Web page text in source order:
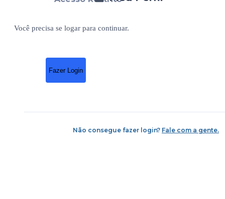
Você precisa se logar para continuar.
Fazer Login
Não consegue fazer login? Fale com a gente.